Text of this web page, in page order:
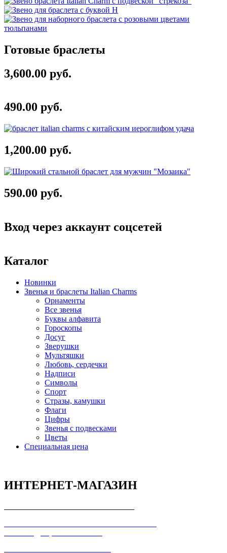
Готовые браслеты
3,600.00 руб.
490.00 руб.
1,200.00 руб.
590.00 руб.
Вход через аккаунт соцсетей
Каталог
Новинки
Звенья и браслеты Italian Charms
Орнаменты
Все звенья
Буквы алфавита
Гороскопы
Досуг
Зверушки
Мультяшки
Любовь, сердечки
Надписи
Символы
Спорт
Стразы, камушки
Флаги
Цифры
Звенья с подвесками
Цветы
Специальная цена
ИНТЕРНЕТ-МАГАЗИН